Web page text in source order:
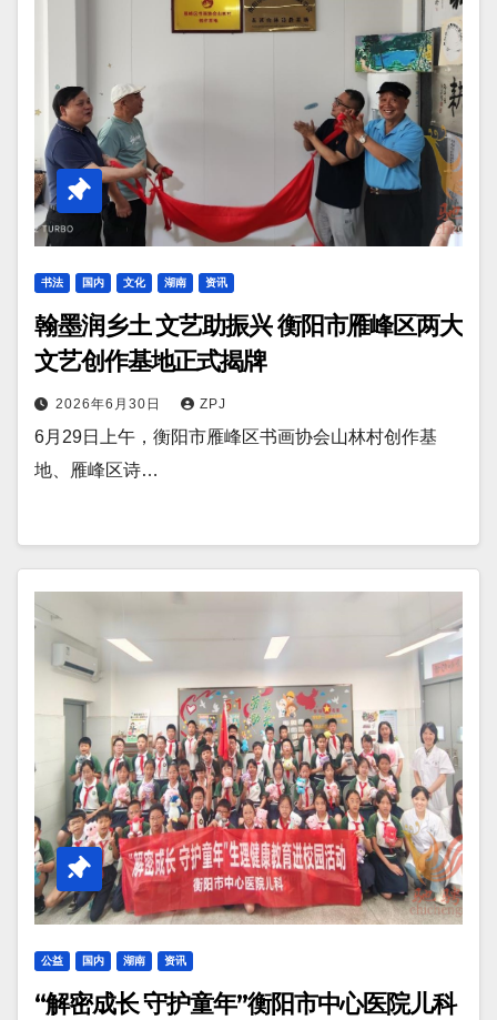
书法 国内 文化 湖南 资讯
翰墨润乡土 文艺助振兴 衡阳市雁峰区两大
文艺创作基地正式揭牌
2026年6月30日 ZPJ
6月29日上午，衡阳市雁峰区书画协会山林村创作基
地、雁峰区诗…
公益 国内 湖南 资讯
“解密成长 守护童年”衡阳市中心医院儿科